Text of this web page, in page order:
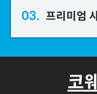
03. 프리미엄
코